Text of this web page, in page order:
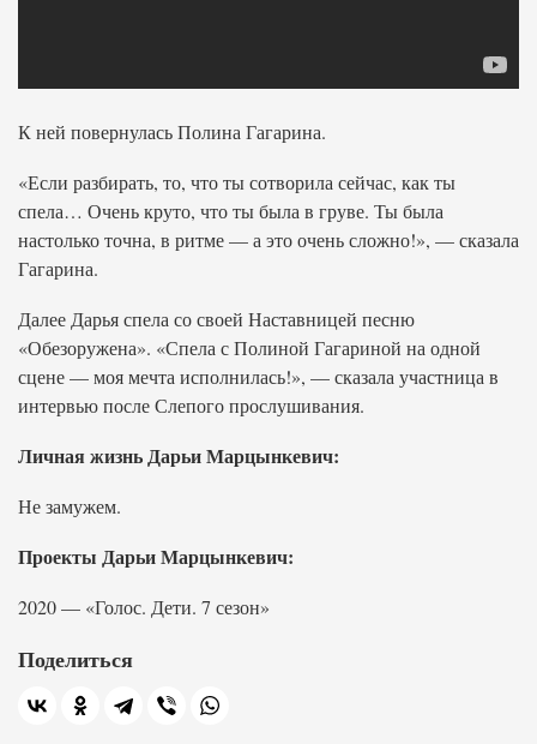
К ней повернулась Полина Гагарина.
«Если разбирать, то, что ты сотворила сейчас, как ты
спела… Очень круто, что ты была в груве. Ты была
настолько точна, в ритме — а это очень сложно!», — сказала
Гагарина.
Далее Дарья спела со своей Наставницей песню
«Обезоружена». «Спела с Полиной Гагариной на одной
сцене — моя мечта исполнилась!», — сказала участница в
интервью после Слепого прослушивания.
Личная жизнь Дарьи Марцынкевич:
Не замужем.
Проекты Дарьи Марцынкевич:
2020 — «Голос. Дети. 7 сезон»
Поделиться